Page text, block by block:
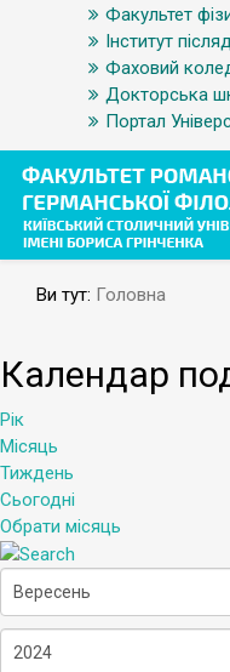
Факультет
Інститут
Фаховий
Докторська
Портал
Ви тут: Головна
Календар
Рік
Місяць
Тиждень
Сьогодні
Обрати місяць